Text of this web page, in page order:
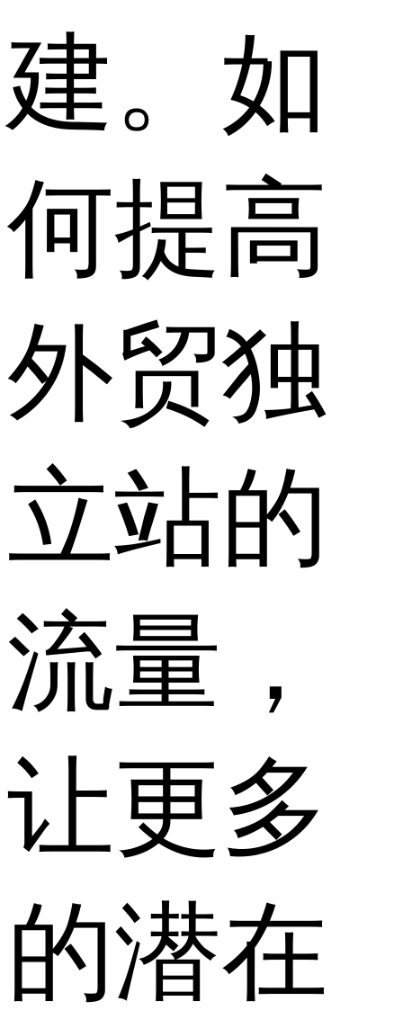
建。如
何提高
外贸独
立站的
流量，
让更多
的潜在